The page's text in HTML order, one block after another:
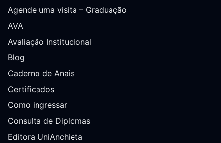
Agende uma visita – Graduação
AVA
Avaliação Institucional
Blog
Caderno de Anais
Certificados
Como ingressar
Consulta de Diplomas
Editora UniAnchieta